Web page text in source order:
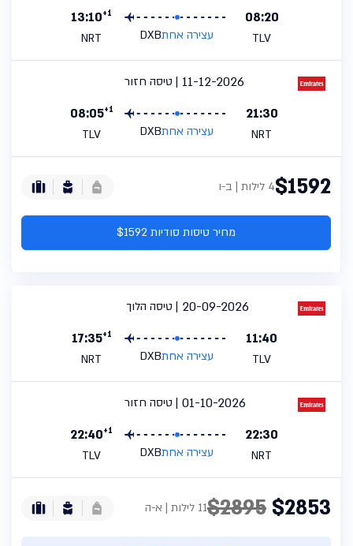
08:20
TLV עצירה אחתDXB
13:10+1
NRT
טיסה חזור
11-12-2026
21:30
NRT עצירה אחתDXB
08:05+1
TLV
$15924 לילות | ב-ו
מחיר טיסות סודיות $1592
טיסה הלוך
20-09-2026
11:40
TLV עצירה אחתDXB
17:35+1
NRT
טיסה חזור
01-10-2026
22:30
NRT עצירה אחתDXB
22:40+1
TLV
$2853
$289511 לילות | א-ה